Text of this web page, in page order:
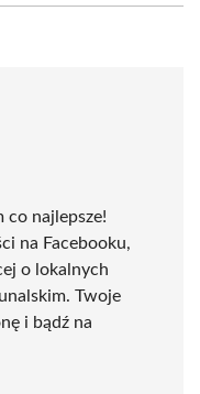
najlepsze!
na Facebooku,
o lokalnych
Twoje
i bądź na